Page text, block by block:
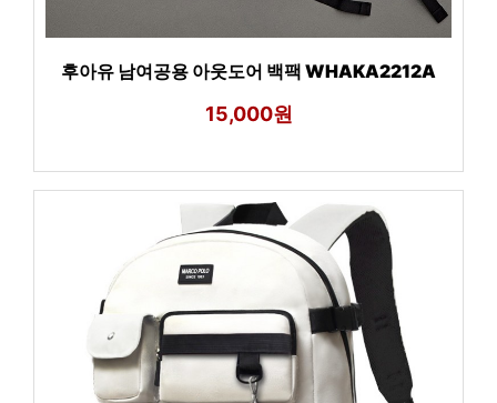
후아유 남여공용 아웃도어 백팩 WHAKA2212A
15,000원